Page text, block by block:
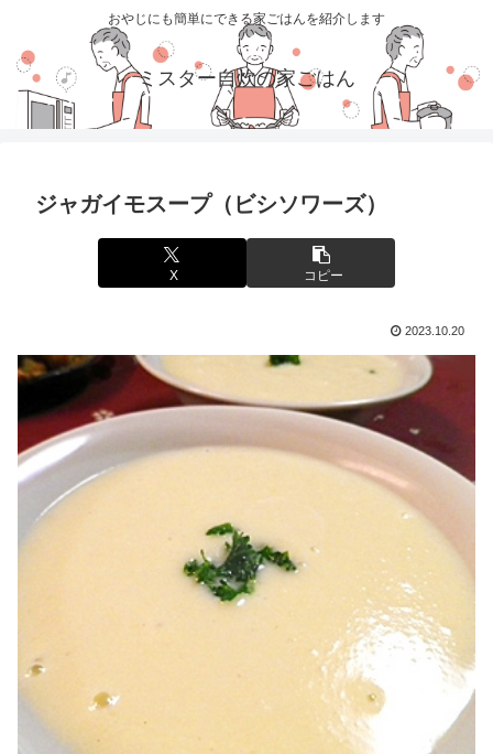
おやじにも簡単にできる家ごはんを紹介します
ミスター自炊の家ごはん
ジャガイモスープ（ビシソワーズ）
X コピー
2023.10.20